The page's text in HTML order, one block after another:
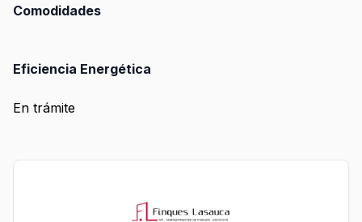
Comodidades
Eficiencia Energética
En trámite